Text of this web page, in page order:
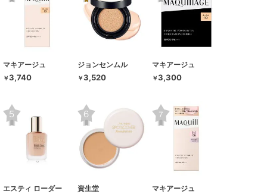
マキアージュ
￥3,740
ジョンセンムル
￥3,520
マキアージュ
￥3,300
エスティ ローダー 資生堂 マキアージュ